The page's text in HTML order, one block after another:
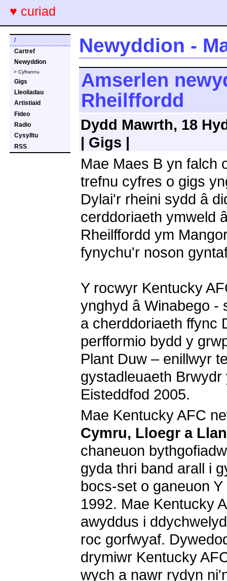
♥ curiad
/
Cartref
Newyddion
> Cyfrannu
Gigs
Lleoliadau
Artistiaid
Fideo
Radio
Cysylltu
RSS
Newyddion -
Amserlen
Rheilffordd
Dydd Mawrth, 18
| Gigs |
Mae Maes B yn falch
trefnu cyfres o gigs
Dylai'r rheini sydd â
cerddoriaeth ymweld
Rheilffordd ym
fynychu'r noson
Y rocwyr Kentucky
ynghyd â Winabego -
a cherddoriaeth ffync
perfformio bydd y
Plant Duw – enillwyr
gystadleuaeth Brwydr
Eisteddfod 2005.
Mae Kentucky AFC
Cymru, Lloegr a
chaneuon
gyda thri band arall i
bocs-set o ganeuon
1992. Mae Kentucky
awyddus i
roc gorfwyaf.
drymiwr Kentucky
wych a nawr rydyn